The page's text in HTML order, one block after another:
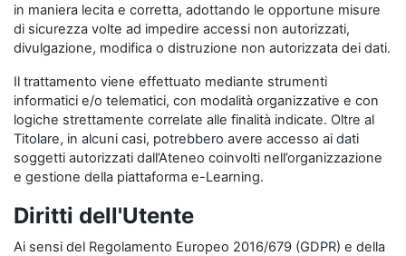
in maniera lecita e corretta, adottando le opportune misure
di sicurezza volte ad impedire accessi non autorizzati,
divulgazione, modifica o distruzione non autorizzata dei dati.
Il trattamento viene effettuato mediante strumenti
informatici e/o telematici, con modalità organizzative e con
logiche strettamente correlate alle finalità indicate. Oltre al
Titolare, in alcuni casi, potrebbero avere accesso ai dati
soggetti autorizzati dall’Ateneo coinvolti nell’organizzazione
e gestione della piattaforma e-Learning.
Diritti dell'Utente
Ai sensi del Regolamento Europeo 2016/679 (GDPR) e della